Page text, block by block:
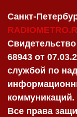
Санкт-
68943 от
службой по
коммуникаций.
Все права